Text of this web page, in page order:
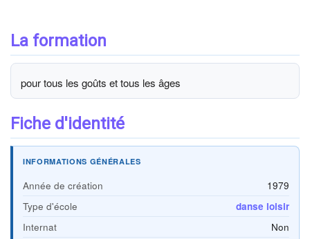
La formation
pour tous les goûts et tous les âges
Fiche d'identité
INFORMATIONS GÉNÉRALES
Année de création
1979
Type d'école
danse loisir
Internat
Non